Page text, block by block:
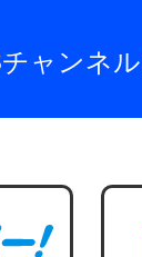
ャンネ